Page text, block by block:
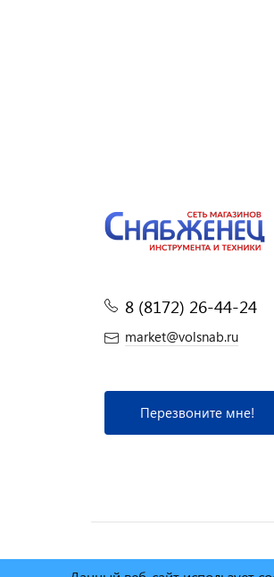
8 (8172) 26-44-24
market@volsnab.ru
Перезвоните мне!
© Сеть магазинов